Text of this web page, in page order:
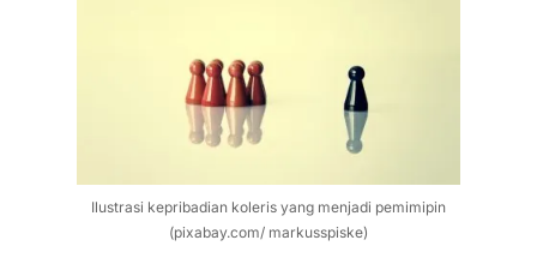
Ilustrasi kepribadian koleris yang menjadi pemimipin
(pixabay.com/ markusspiske)